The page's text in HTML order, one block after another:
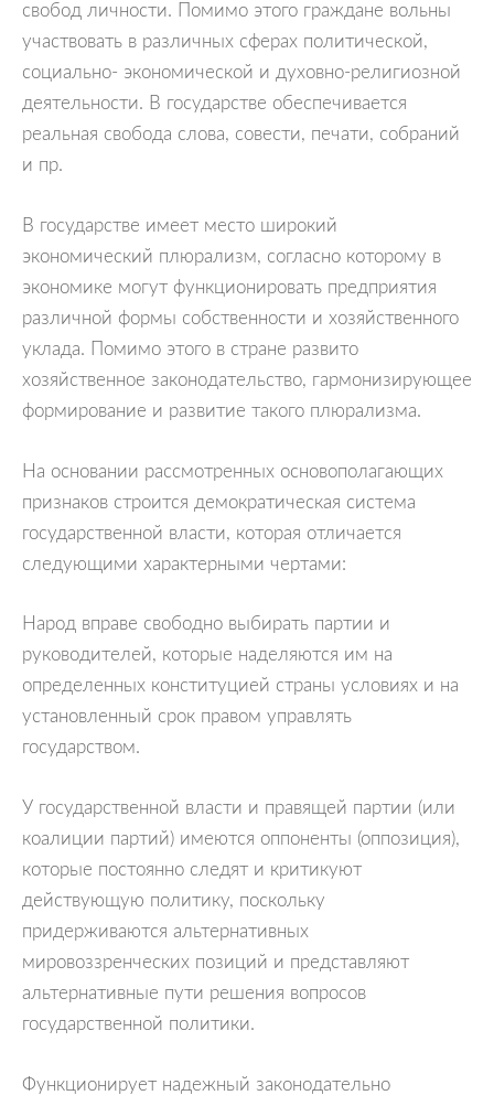
свобод личности. Помимо этого граждане вольны
участвовать в различных сферах политической,
социально- экономической и духовно-религиозной
деятельности. В государстве обеспечивается
реальная свобода слова, совести, печати, собраний
и пр.
В государстве имеет место широкий
экономический плюрализм, согласно которому в
экономике могут функционировать предприятия
различной формы собственности и хозяйственного
уклада. Помимо этого в стране развито
хозяйственное законодательство, гармонизирующее
формирование и развитие такого плюрализма.
На основании рассмотренных основополагающих
признаков строится демократическая система
государственной власти, которая отличается
следующими характерными чертами:
Народ вправе свободно выбирать партии и
руководителей, которые наделяются им на
определенных конституцией страны условиях и на
установленный срок правом управлять
государством.
У государственной власти и правящей партии (или
коалиции партий) имеются оппоненты (оппозиция),
которые постоянно следят и критикуют
действующую политику, поскольку
придерживаются альтернативных
мировоззренческих позиций и представляют
альтернативные пути решения вопросов
государственной политики.
Функционирует надежный законодательно